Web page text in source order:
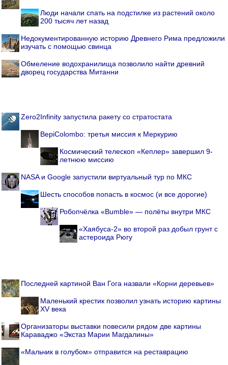
Люди начали спать на подстилке из растений около
200 тысяч лет назад
Недокументированную историю Древнего Рима предложили
изучать с помощью свинца
Обмеление водохранилища позволило найти древний
дворец государства Митанни
Zero2Infinity запустила ракету со стратостата
BepiColombo: третья миссия к Меркурию
Космический телескоп «Кеплер» завершил 9-
летнюю миссию
NASA и Google запустили виртуальный тур по МКС
Шесть способов попасть в космос (и все дорогие)
Робопчёлка «Bumble» — полёты внутри МКС
«Хаябуса-2» во второй раз добыл грунт с
астероида Рюгу
Последней картиной Ван Гога назвали «Корни деревьев»
Маленький крестик позволил узнать историю картины
XV века
Организаторы выставки повесили рядом две картины
Караваджо «Экстаз Марии Магдалины»
«Мальчик в голубом» отправится на реставрацию